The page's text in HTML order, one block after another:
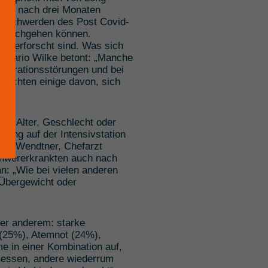
nach drei Monaten
des Post Covid-
können.
erforscht sind. Was sich
Wilke betont: „Manche
und bei
einige davon, sich
Alter, Geschlecht oder
auf der Intensivstation
Wendtner, Chefarzt
auch nach
„Wie bei vielen anderen
oder
anderem: starke
Atemnot (24%),
in einer Kombination auf,
andere wiederrum